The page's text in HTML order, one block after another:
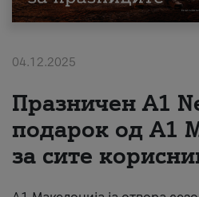
Поддршка
Надополни кредит
За нас
#ПодобарОнлајн
04.12.2025
Празничен A1
подарок од А1
за сите